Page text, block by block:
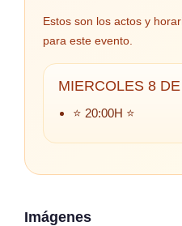
Estos son los actos y
para este evento.
MIERCOLES 8
⭐ 20:00H ⭐
Imágenes